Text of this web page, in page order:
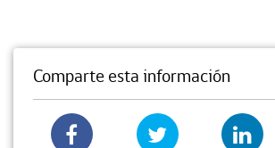
Comparte esta información